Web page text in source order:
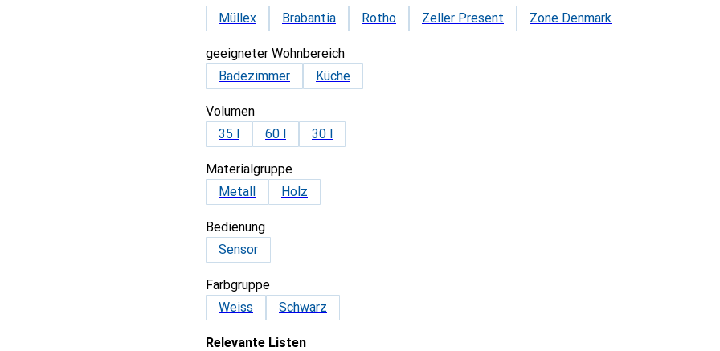
Müllex
Brabantia Rotho Zeller Present Zone Denmark
geeigneter Wohnbereich
Badezimmer
Küche
Volumen
35 l
60 l 30 l
Materialgruppe
Metall
Holz
Bedienung
Sensor
Farbgruppe
Weiss
Schwarz
Relevante Listen